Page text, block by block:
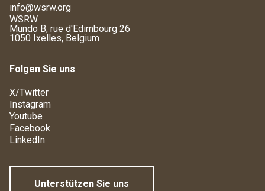
info@wsrw.org
WSRW
Mundo B, rue d'Edimbourg 26
1050 Ixelles, Belgium
Folgen Sie uns
X/Twitter
Instagram
Youtube
Facebook
LinkedIn
Unterstützen Sie uns